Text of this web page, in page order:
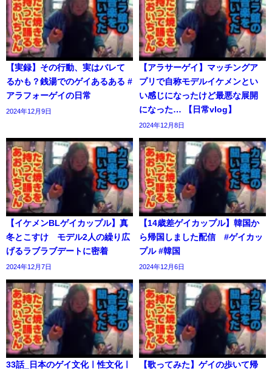
【実録】その行動、実はバレて
るかも？銭湯でのゲイあるある #
アラフォーゲイの日常
2024年12月9日
【アラサーゲイ】マッチングア
プリで自称モデルイケメンとい
い感じになったけど最悪な展開
になった… 【日常vlog】
2024年12月8日
【イケメンBLゲイカップル】真
冬とこすけ モデル2人の繰り広
げるラブラブデートに密着
2024年12月7日
【14歳差ゲイカップル】韓国か
ら帰国しました配信 #ゲイカッ
プル #韓国
2024年12月6日
33話_日本のゲイ文化ㅣ性文化ㅣ
【歌ってみた】ゲイの歩いて帰